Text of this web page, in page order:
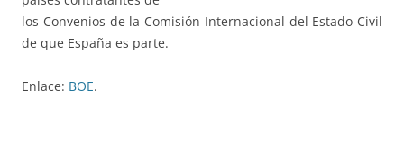
los Convenios de la Comisión Internacional del Estado Civil
de que España es parte.
Enlace: BOE.